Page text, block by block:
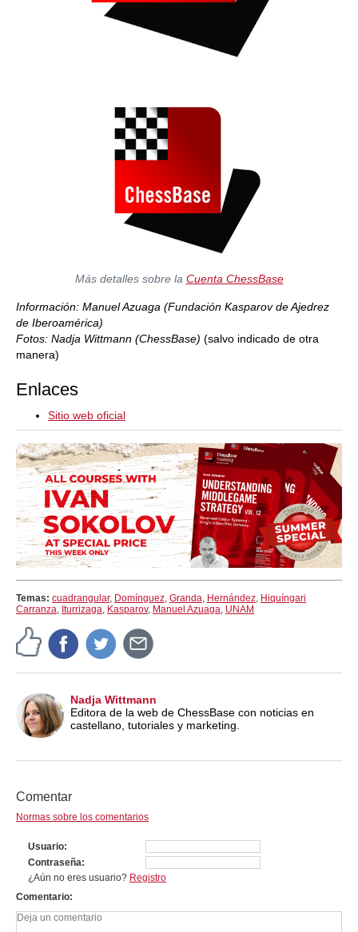
Más detalles sobre la Cuenta ChessBase
Información: Manuel Azuaga (Fundación Kasparov de Ajedrez
de Iberoamérica)
Fotos: Nadja Wittmann (ChessBase) (salvo indicado de otra
manera)
Enlaces
Sitio web oficial
Temas: cuadrangular, Domínguez, Granda, Hernández, Hiquíngari
Carranza, Iturrizaga, Kasparov, Manuel Azuaga, UNAM
Nadja Wittmann
Editora de la web de ChessBase con noticias en
castellano, tutoriales y marketing.
Comentar
Normas sobre los comentarios
Usuario
Contraseña
¿Aún no eres usuario? Registro
Comentario